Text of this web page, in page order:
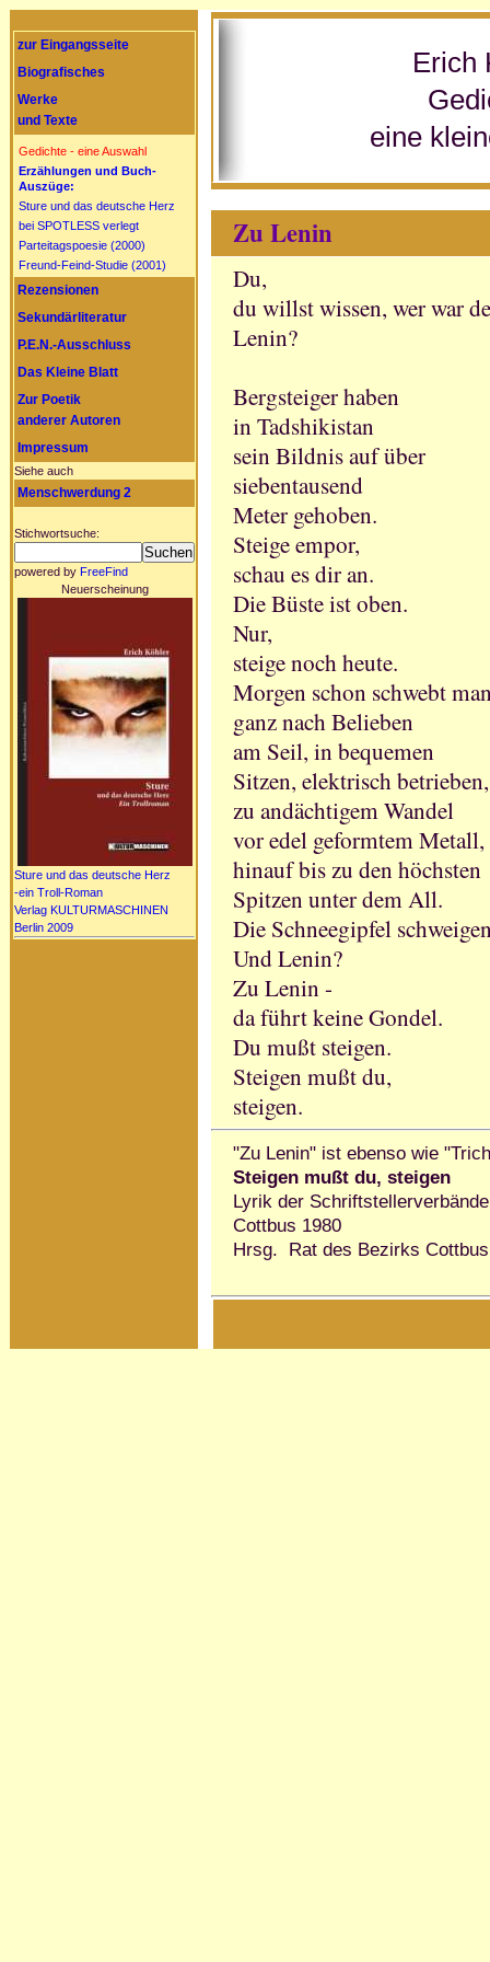
zur Eingangsseite
Biografisches
Werke
und Texte
Gedichte - eine Auswahl
Erzählungen und Buch-
Auszüge:
Sture und das deutsche Herz
bei SPOTLESS verlegt
Parteitagspoesie (2000)
Freund-Feind-Studie (2001)
Rezensionen
Sekundärliteratur
P.E.N.-Ausschluss
Das Kleine Blatt
Zur Poetik
anderer Autoren
Impressum
Siehe auch
Menschwerdung 2
Stichwortsuche:
powered by FreeFind
Neuerscheinung
Sture und das deutsche Herz
-ein Troll-Roman
Verlag KULTURMASCHINEN
Berlin 2009
Erich
eine
Zu Lenin
Du,
du willst wissen, wer war
Lenin?
Bergsteiger haben
in Tadshikistan
sein Bildnis auf über
siebentausend
Meter gehoben.
Steige empor,
schau es dir an.
Die Büste ist oben.
Nur,
steige noch heute.
Morgen schon schwebt
ganz nach Belieben
am Seil, in bequemen
Sitzen, elektrisch betrieben,
zu andächtigem Wandel
vor edel geformtem Metall,
hinauf bis zu den höchsten
Spitzen unter dem All.
Die Schneegipfel
Und Lenin?
Zu Lenin -
da führt keine Gondel.
Du mußt steigen.
Steigen mußt du,
steigen.
"Zu Lenin" ist ebenso wie
Steigen mußt du, steigen
Lyrik der
Cottbus 1980
Hrsg. Rat des Bezirks